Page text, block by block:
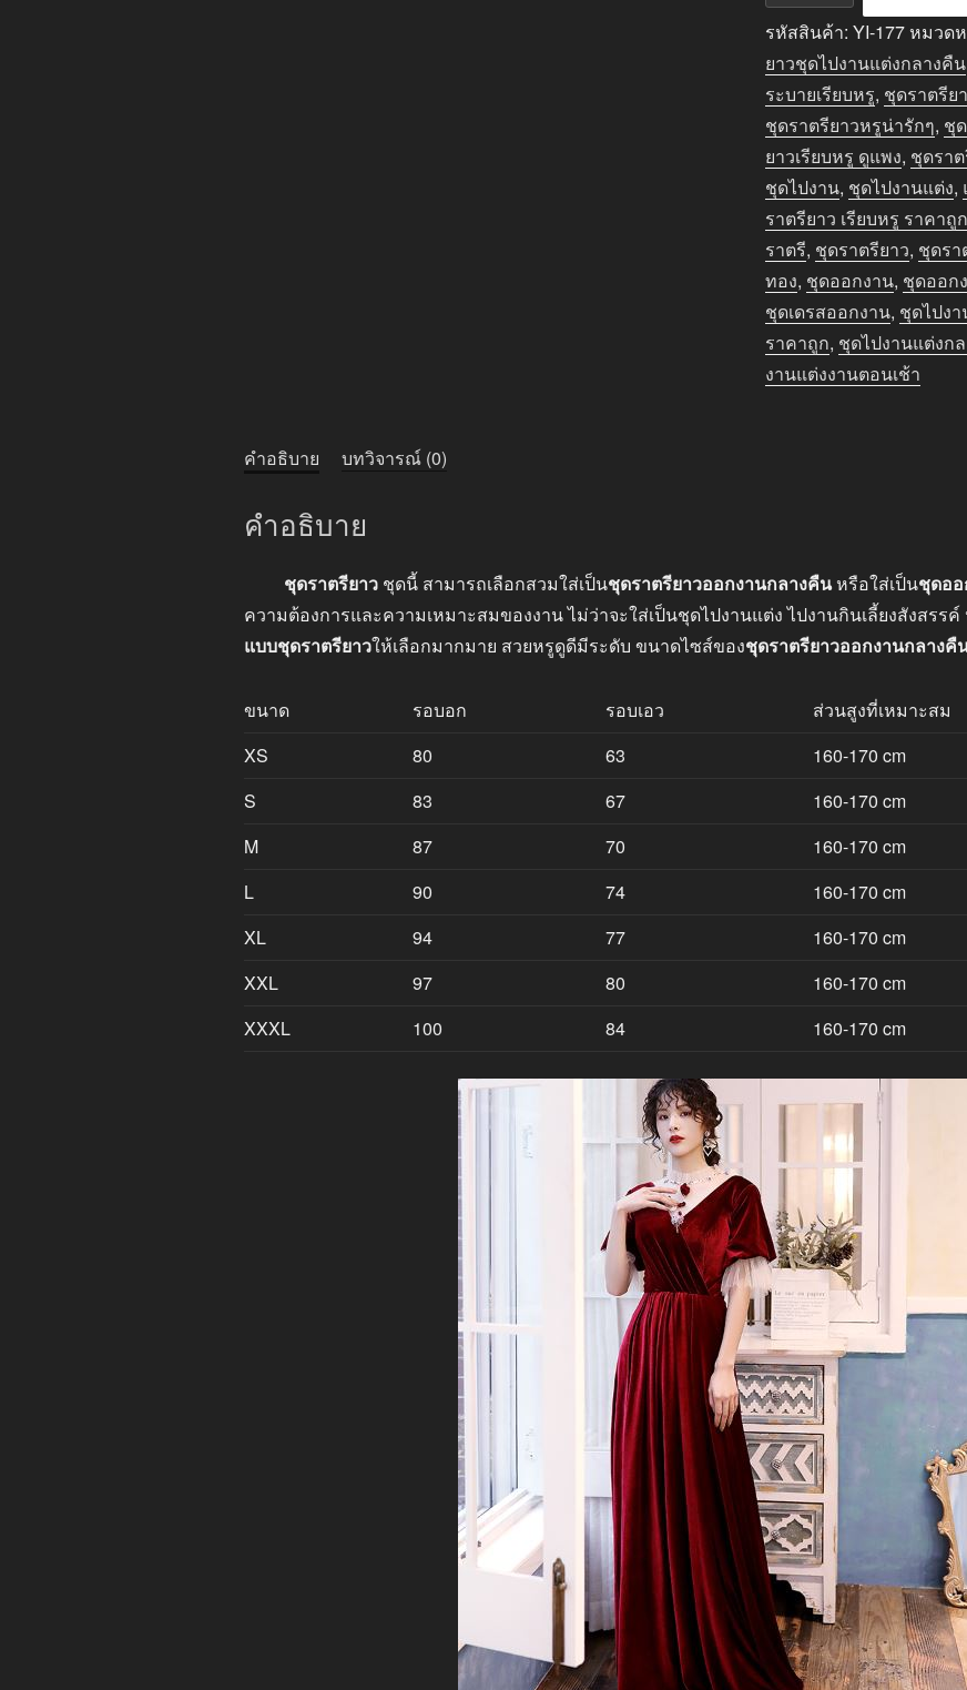
ราตรี
ยาว
ออกงาน
กลาง
คืน
ระบาย
ยาว
สี
ไวน์
แดง
ชิ้น
รหัสสินค้า:YI-177หมวด
ยาวชุดไปงานแต่งกลางคืน
ระบายเรียบหรู, ชุดราตรีย
ชุดราตรียาวหรูน่ารักๆ, ชุ
ยาวเรียบหรู ดูแพง, ชุดรา
ชุดไปงาน, ชุดไปงานแต่ง,
ราตรียาว เรียบหรู ราคาถูก
ราตรี, ชุดราตรียาว, ชุดรา
ทอง, ชุดออกงาน, ชุดออก
ชุดเดรสออกงาน, ชุดไปงา
ราคาถูก, ชุดไปงานแต่งก
งานแต่งงานตอนเช้า
คำอธิบาย บทวิจารณ์ (0)
คำอธิบาย
ชุดราตรียาว ชุดนี้ สามารถเลือกสวมใส่เป็นชุดราตรียาวออกงานกลางคืนหรือใส่เป็นชุดอ
ความต้องการและความเหมาะสมของงาน ไม่ว่าจะใส่เป็นชุดไปงานแต่ง ไปงานกินเลี้ยงสังสรร
แบบชุดราตรียาวให้เลือกมากมาย สวยหรูดูดีมีระดับ ขนาดไซส์ของชุดราตรียาวออกงานกลางคื
ขนาด รอบอก รอบเอว
ส่วนสูงที่เหมาะสม
XS
80 63
160-170 cm
S
83 67
160-170 cm
M
87 70
160-170 cm
L
90 74
160-170 cm
XL
94 77
160-170 cm
XXL
97 80
160-170 cm
XXXL
100 84 160-170 cm